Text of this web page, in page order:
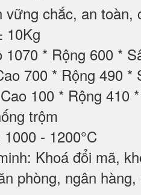
vững chắc, an toàn,
10Kg
* Rộng 600 *
700 * Rộng 490 *
100 * Rộng 410
trộm
- 1200°C
Khoá đổi mã,
phòng, ngân